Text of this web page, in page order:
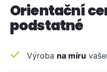
Orientační
podstatné
Výroba na míru